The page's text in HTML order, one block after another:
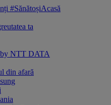
#SănătoșiAcasă
ta
NTT DATA
din afară